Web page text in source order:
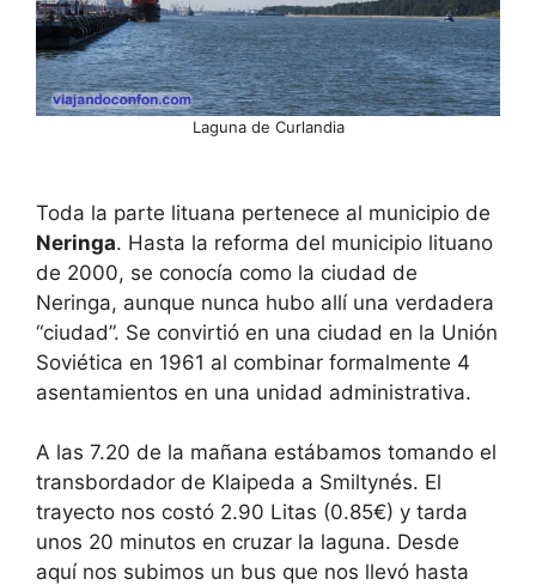
Laguna de Curlandia
Toda la parte lituana pertenece al municipio de
Neringa. Hasta la reforma del municipio lituano
de 2000, se conocía como la ciudad de
Neringa, aunque nunca hubo allí una verdadera
“ciudad”. Se convirtió en una ciudad en la Unión
Soviética en 1961 al combinar formalmente 4
asentamientos en una unidad administrativa.
A las 7.20 de la mañana estábamos tomando el
transbordador de Klaipeda a Smiltynés. El
trayecto nos costó 2.90 Litas (0.85€) y tarda
unos 20 minutos en cruzar la laguna. Desde
aquí nos subimos un bus que nos llevó hasta